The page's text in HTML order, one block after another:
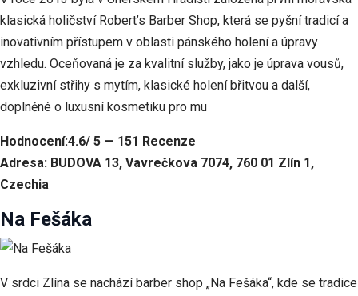
klasická holičství Robert’s Barber Shop, která se pyšní tradicí a
inovativním přístupem v oblasti pánského holení a úpravy
vzhledu. Oceňovaná je za kvalitní služby, jako je úprava vousů,
exkluzivní střihy s mytím, klasické holení břitvou a další,
doplněné o luxusní kosmetiku pro mu
Hodnocení:4.6/ 5 — 151 Recenze
Adresa: BUDOVA 13, Vavrečkova 7074, 760 01 Zlín 1,
Czechia
Na Fešáka
V srdci Zlína se nachází barber shop „Na Fešáka“, kde se tradice